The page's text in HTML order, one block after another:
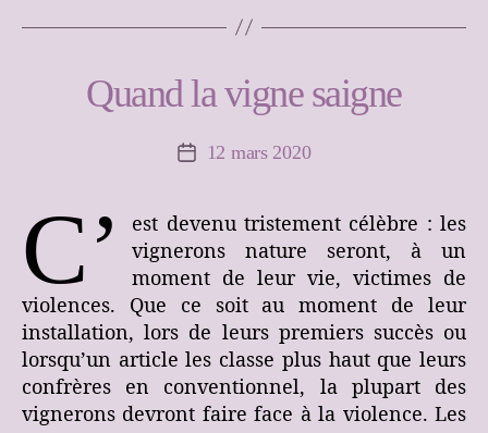
Quand la vigne saigne
Date12 mars 2020
C’
est devenu tristement célèbre : les
vignerons nature seront, à un
moment de leur vie, victimes de
violences. Que ce soit au moment de leur
installation, lors de leurs premiers succès ou
lorsqu’un article les classe plus haut que leurs
confrères en conventionnel, la plupart des
vignerons devront faire face à la violence. Les